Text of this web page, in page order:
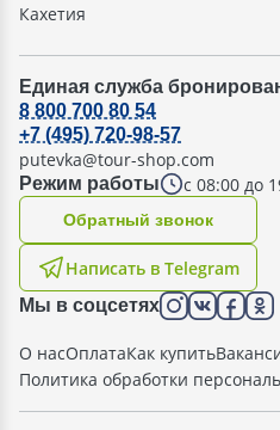
Кахетия
Единая служба
Режим работы с 08:00 до
8 800 700 80 54
+7 (495) 720-98-57
putevka@tour-shop.com
Написать в Telegram
Oбратный звонок
Мы в соцсетях
О насОплатаКак купить
Политика обработки